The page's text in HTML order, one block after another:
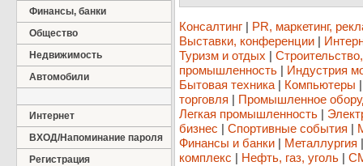
Финансы, банки
Общество
Недвижимость
Автомобили
Интернет
ВХОД/Напоминание пароля
Регистрация
Консалтинг | PR, маркетинг,
Выставки, конференции |
Туризм и отдых |
промышленность | Индустрия
Бытовая техника | Компьютеры
торговля | Промышленное
Легкая промышленность |
бизнес | Спортивные события |
Финансы и банки | Металлургия
комплекс | Нефть, газ, уголь |